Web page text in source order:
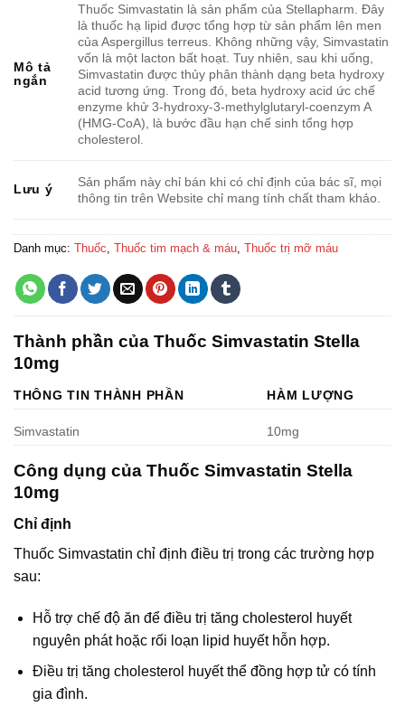
Mô tả
ngắn
Thuốc Simvastatin là sản phẩm của Stellapharm. Đây
là thuốc hạ lipid được tổng hợp từ sản phẩm lên men
của Aspergillus terreus. Không những vậy, Simvastatin
vốn là một lacton bất hoạt. Tuy nhiên, sau khi uống,
Simvastatin được thủy phân thành dạng beta hydroxy
acid tương ứng. Trong đó, beta hydroxy acid ức chế
enzyme khử 3-hydroxy-3-methylglutaryl-coenzym A
(HMG-CoA), là bước đầu hạn chế sinh tổng hợp
cholesterol.
Lưu ý
Sản phẩm này chỉ bán khi có chỉ định của bác sĩ, mọi
thông tin trên Website chỉ mang tính chất tham khảo.
Danh mục: Thuốc Thuốc tim mạch & máu Thuốc trị mỡ máu
Thành phần của Thuốc Simvastatin Stella
10mg
THÔNG TIN THÀNH PHẦN HÀM LƯỢNG
Simvastatin 10mg
Công dụng của Thuốc Simvastatin Stella
10mg
Chỉ định
Thuốc Simvastatin chỉ định điều trị trong các trường hợp
sau:
Hỗ trợ chế độ ăn để điều trị tăng cholesterol huyết
nguyên phát hoặc rối loạn lipid huyết hỗn hợp.
Điều trị tăng cholesterol huyết thể đồng hợp tử có tính
gia đình.